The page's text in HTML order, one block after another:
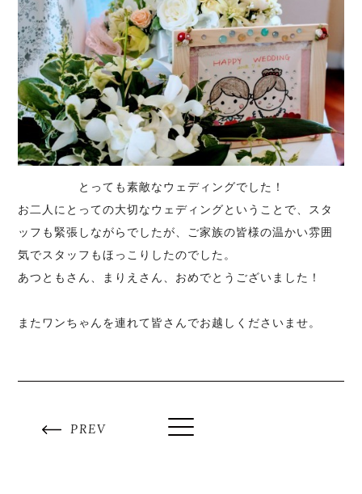
とっても素敵なウェディングでした！
お二人にとっての大切なウェディングということで、スタ
ッフも緊張しながらでしたが、ご家族の皆様の温かい雰囲
気でスタッフもほっこりしたのでした。
あつともさん、まりえさん、おめでとうございました！
またワンちゃんを連れて皆さんでお越しくださいませ。
PREV